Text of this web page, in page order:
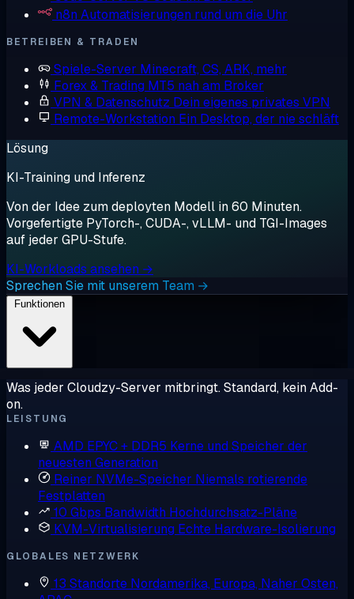
n8n Automatisierungen rund um die Uhr
BETREIBEN & TRADEN
Spiele-Server Minecraft, CS, ARK, mehr
Forex & Trading MT5 nah am Broker
VPN & Datenschutz Dein eigenes privates VPN
Remote-Workstation Ein Desktop, der nie schläft
Lösung
KI-Training und Inferenz
Von der Idee zum deployten Modell in 60 Minuten.
Vorgefertigte PyTorch-, CUDA-, vLLM- und TGI-Images
auf jeder GPU-Stufe.
KI-Workloads ansehen →
Sprechen Sie mit unserem Team →
Was jeder Cloudzy-Server mitbringt. Standard, kein Add-
on.
LEISTUNG
AMD EPYC + DDR5 Kerne und Speicher der
neuesten Generation
Reiner NVMe-Speicher Niemals rotierende
Festplatten
10 Gbps Bandwidth Hochdurchsatz-Pläne
KVM-Virtualisierung Echte Hardware-Isolierung
GLOBALES NETZWERK
13 Standorte Nordamerika, Europa, Naher Osten,